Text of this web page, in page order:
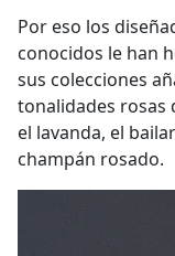
Por eso los
conocidos le han
sus colecciones
tonalidades rosas
el lavanda, el
champán rosado.